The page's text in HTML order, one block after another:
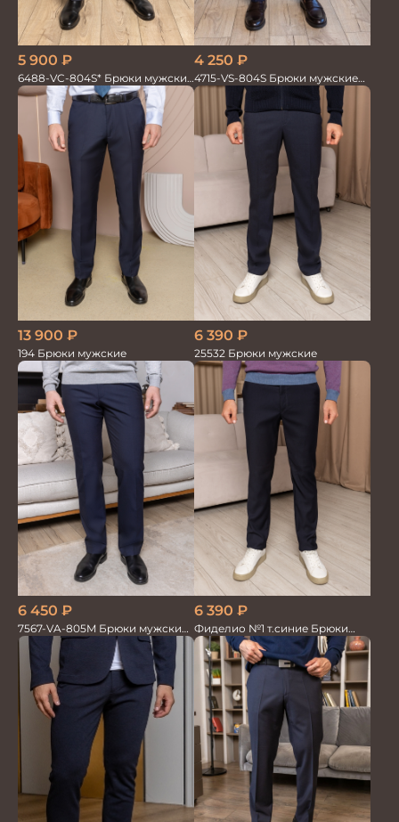
5 900 ₽
6488-VC-804S* Брюки мужские
т.синие однотон.
4 250 ₽
4715-VS-804S Брюки мужские
т.син однотонный
13 900 ₽
194 Брюки мужские
6 390 ₽
25532 Брюки мужские
6 450 ₽
7567-VA-805M Брюки мужские
т.синие однотон.
6 390 ₽
Фиделио №1 т.синие Брюки
мужские